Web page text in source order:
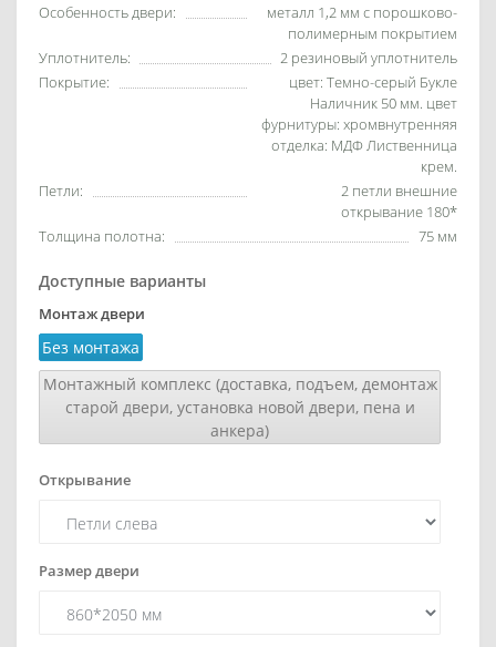
Особенность двери:
металл 1,2 мм с порошково-
полимерным покрытием
Уплотнитель:
2 резиновый уплотнитель
Покрытие:
цвет: Темно-серый Букле
Наличник 50 мм. цвет
фурнитуры: хромвнутренняя
отделка: МДФ Лиственница
крем.
Петли:
2 петли внешние
открывание 180*
Толщина полотна:
75 мм
Доступные варианты
Монтаж двери
Без монтажа
Монтажный комплекс (доставка, подъем, демонтаж
старой двери, установка новой двери, пена и
анкера)
Открывание
Размер двери